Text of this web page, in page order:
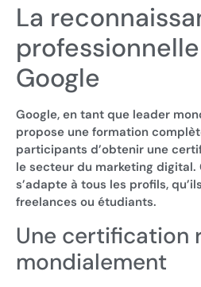
La
Google
Google, en tant que leader
propose une formation
participants d’obtenir une
le secteur du marketing
s’adapte à tous les profils,
freelances ou étudiants.
Une certification
mondialement